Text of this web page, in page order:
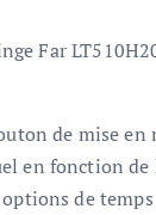
Far
de mise en
en fonction de
options de